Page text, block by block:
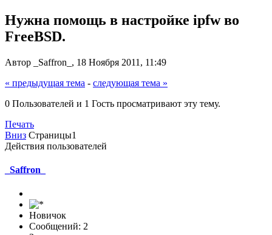
Нужна помощь в настройке ipfw во
FreeBSD.
Автор _Saffron_, 18 Ноября 2011, 11:49
« предыдущая тема - следующая тема »
0 Пользователей и 1 Гость просматривают эту тему.
Печать
Вниз Страницы1
Действия пользователей
_Saffron_
Новичок
Сообщений: 2